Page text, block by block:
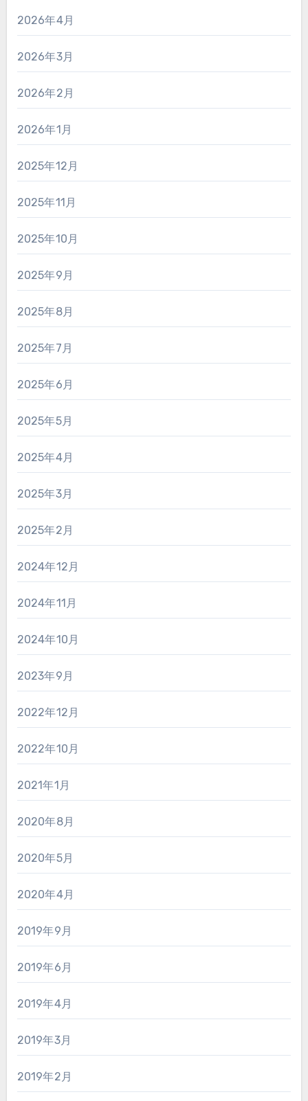
2026年4月
2026年3月
2026年2月
2026年1月
2025年12月
2025年11月
2025年10月
2025年9月
2025年8月
2025年7月
2025年6月
2025年5月
2025年4月
2025年3月
2025年2月
2024年12月
2024年11月
2024年10月
2023年9月
2022年12月
2022年10月
2021年1月
2020年8月
2020年5月
2020年4月
2019年9月
2019年6月
2019年4月
2019年3月
2019年2月